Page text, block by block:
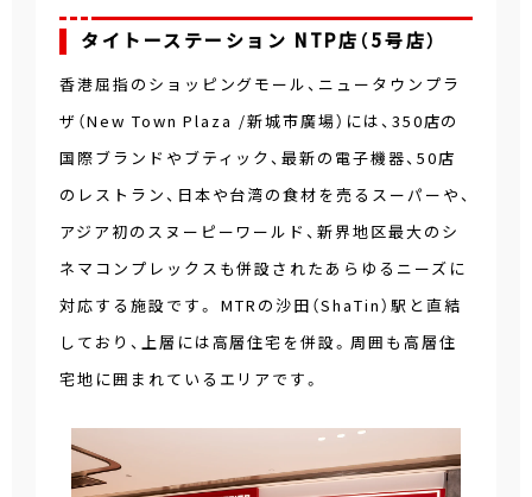
タイトーステーション NTP店（5号店）
香港屈指のショッピングモール、ニュータウンプラ
ザ（New Town Plaza /新城市廣場）には、350店の
国際ブランドやブティック、最新の電子機器、50店
のレストラン、日本や台湾の食材を売るスーパーや、
アジア初のスヌーピーワールド、新界地区最大のシ
ネマコンプレックスも併設されたあらゆるニーズに
対応する施設です。 MTRの沙田（ShaTin）駅と直結
しており、上層には高層住宅を併設。周囲も高層住
宅地に囲まれているエリアです。